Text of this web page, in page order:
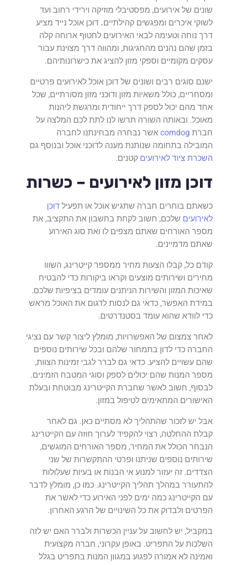
שונים של אירועים, מפסטיבלי מוזיקה וירידי רחוב ועד
לשוקי איכרים ומפגשים קהילתיים. דוכן אוכל נייד מציע
דרך נוחה וטעימה לבאי האירועים לחטוף ארוחה קלה
בזמן שהם נהנים מהחגיגות, ומהווה דרך מצוינת עבור
עסקים מקומיים וספקי מזון להציג את כישרונותיהם.
ישנם סוגים רבים ושונים של דוכן אוכל לאירועים פרטיים
ומסחריים, כולל משאיות מזון ודוכני מזון מסורתיים, שכל
אחד מהם יכול לספק דרך ייחודית ומרגשת ליהנות
מאוכל. ובאותה השורה תרשו לנו לתת לכם המלצה על
חברת corndog אשר נבחרה מבחינתנו לחברה
המובילה בתחומה שנותנת מענה לדוכני אוכל ובנוסף גם
השכרת ציוד לאירועים קטנים.
דוכן מזון לאירועים – כשרות
כשאתם בוחרים חברה שתגיש אוכל או תפעיל דוכן
לאירועים שלכם, חשוב לקחת בחשבון את התקציב, את
מספר האורחים שאתם מצפים לו ואת סוג האירוע
שאתם מדמיינים.
קודם כל, קבלו הצעות מחיר ממספר קייטרינג, השווו
מחירים ושירותים מוצעים וקראו ביקורות כדי להבטיח
שאיכות המזון והשירות הניתנים עומדים בציפיות שלכם.
במידת האפשר, כדאי גם לנסות לדגום את האוכל מראש
כדי לוודא שהוא עומד בסטנדרטים.
לאחר צמצום של האפשרויות, מומלץ ליצור קשר עם נציגי
החברה כדי לדון בתמחור שלהם ובכל שירותים נוספים
שהם עשויים להציע. כדאי גם לברר לגבי זמינות הצוות,
מספר המנות שהם יכולים לספק וסוגי המטבח הזמינים.
לבסוף, חשוב לאשר שחברת הקייטרינג מבוטחת ובעלת
האישורים המתאימים לטיפול במזון.
אבל יש לזכור שהתהליך לא מסתיים כאן. גם לאחר
קבלת ההחלטה, רצוי להקפיד לערוך חוזה עם הקייטרינג
הנבחר הכולל את המחיר, מספר האורחים המוגשים,
שירותים נוספים שניתנו ופרטי ההתקשרות של שני
הצדדים. זה יעזור למנוע אי הבנות או בעיות שעלולות
להתעורר במהלך תהליך הקייטרינג. כמו כן, מומלץ לדבר
עם הקייטרינג כמה ימים לפני האירוע כדי לאשר את
הפרטים ולבדוק את כל השינויים של הרגע האחרון.
במקביל, יש לחשוב על עניין הכשרות ולברר האם יש לזה
השלכות על התפריט. באופן עקרוני, חברה מקצועית
ואמינה לא אמורה לפגוע במגוון המנות בתפריט בגלל